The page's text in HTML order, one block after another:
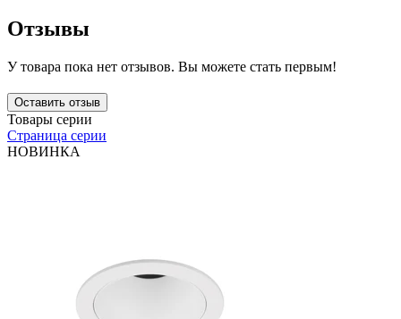
Отзывы
У товара пока нет отзывов. Вы можете стать первым!
Оставить отзыв
Товары серии
Страница серии
НОВИНКА